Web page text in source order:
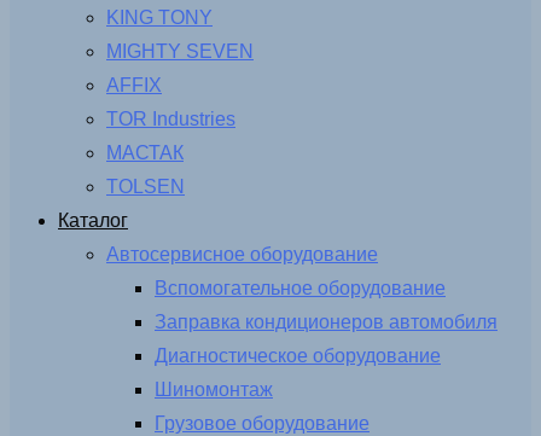
KING TONY
MIGHTY SEVEN
AFFIX
TOR Industries
МАСТАК
TOLSEN
Каталог
Автосервисное оборудование
Вспомогательное оборудование
Заправка кондиционеров автомобиля
Диагностическое оборудование
Шиномонтаж
Грузовое оборудование